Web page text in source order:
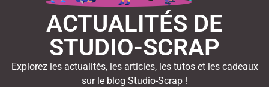
ACTUALITÉS DE
STUDIO-SCRAP
Explorez les actualités, les articles, les tutos et les cadeaux
sur le blog Studio-Scrap !